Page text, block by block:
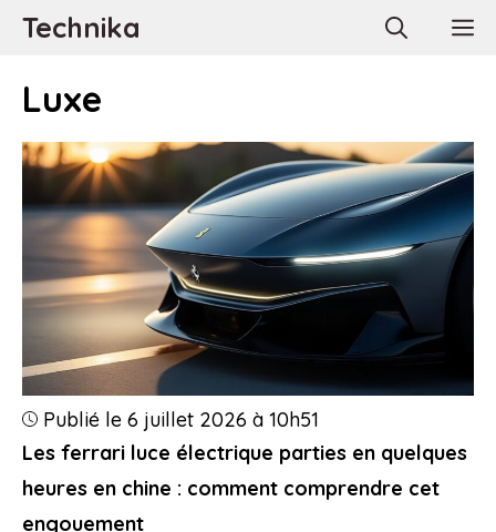
AllerTechnika
Luxe
Les ferrari luce électrique parties en quelques
heures en chine : comment comprendre cet
engouement
Publié le 6 juillet 2026 à 10h51